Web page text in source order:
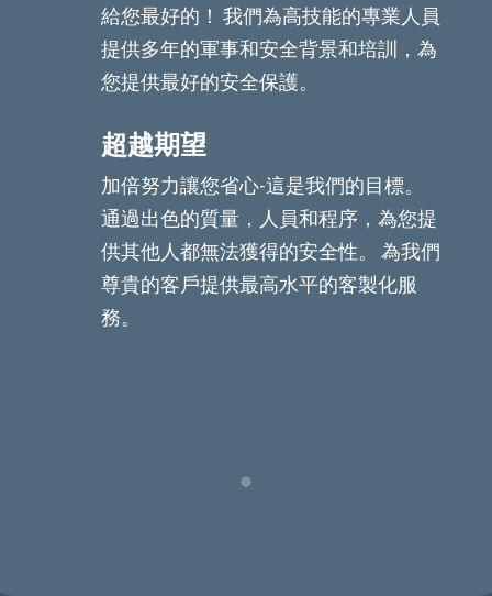
給您最好的！ 我們為高技能的專業人員
提供多年的軍事和安全背景和培訓，為
您提供最好的安全保護。
超越期望
加倍努力讓您省心-這是我們的目標。
通過出色的質量，人員和程序，為您提
供其他人都無法獲得的安全性。 為我們
尊貴的客戶提供最高水平的客製化服
務。